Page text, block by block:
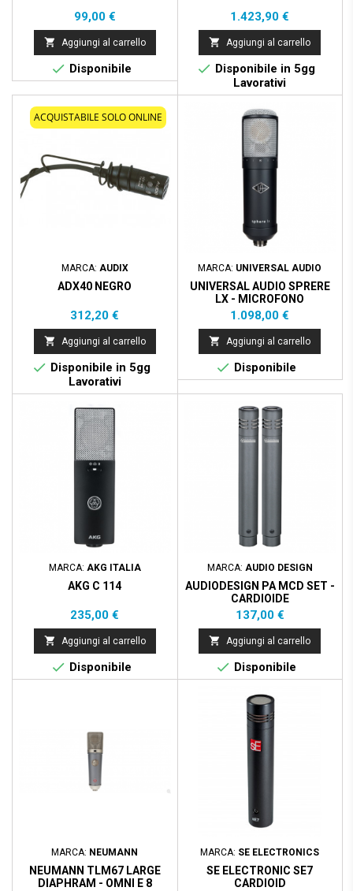
Prezzo
99,00 €
 Aggiungi al carrello
 Disponibile
Prezzo
1.423,90 €
 Aggiungi al carrello
 Disponibile in 5gg
Lavorativi
ACQUISTABILE SOLO ONLINE
MARCA: AUDIX
ADX40 NEGRO
Prezzo
312,20 €
 Aggiungi al carrello
 Disponibile in 5gg
Lavorativi
MARCA: UNIVERSAL AUDIO
UNIVERSAL AUDIO SPRERE
LX - MICROFONO
CONDENSATORE CARDIOIDE
- MODELING - 20
EMULAZIONI
Prezzo
1.098,00 €
 Aggiungi al carrello
 Disponibile
MARCA: AKG ITALIA
AKG C 114
Prezzo
235,00 €
 Aggiungi al carrello
 Disponibile
MARCA: AUDIO DESIGN
AUDIODESIGN PA MCD SET -
CARDIOIDE
Prezzo
137,00 €
 Aggiungi al carrello
 Disponibile
MARCA: NEUMANN
NEUMANN TLM67 LARGE
DIAPHRAM - OMNI E 8
MARCA: SE ELECTRONICS
SE ELECTRONIC SE7
CARDIOID